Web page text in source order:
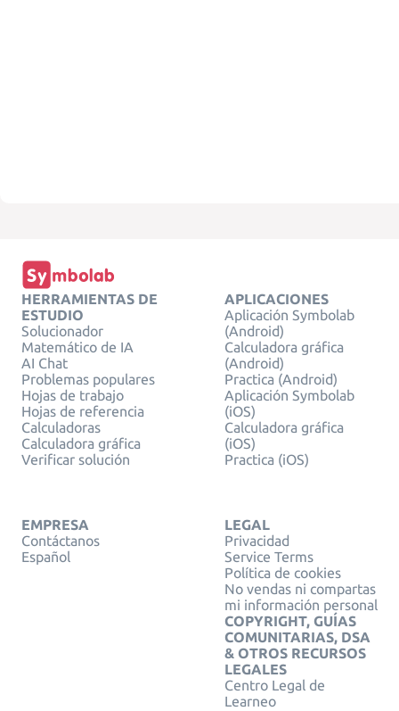
HERRAMIENTAS DE
ESTUDIO
Solucionador
Matemático de IA
AI Chat
Problemas populares
Hojas de trabajo
Hojas de referencia
Calculadoras
Calculadora gráfica
Verificar solución
APLICACIONES
Aplicación Symbolab
(Android)
Calculadora gráfica
(Android)
Practica (Android)
Aplicación Symbolab
(iOS)
Calculadora gráfica
(iOS)
Practica (iOS)
EMPRESA
Contáctanos
Español
LEGAL
Privacidad
Service Terms
Política de cookies
No vendas ni compartas
mi información personal
COPYRIGHT, GUÍAS
COMUNITARIAS, DSA
& OTROS RECURSOS
LEGALES
Centro Legal de
Learneo